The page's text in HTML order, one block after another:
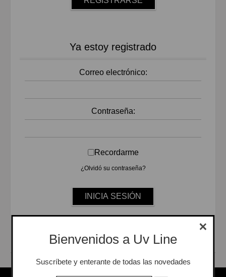
Ya estoy registrado
Correo electrónico:
Contraseña:
Recordarme
¿Olvidó su contraseña?
Bienvenidos a Uv Line
Suscríbete y enterante de todas las novedades